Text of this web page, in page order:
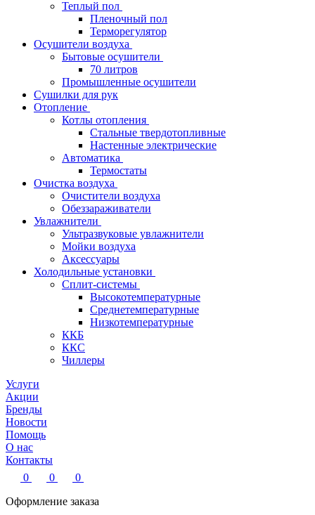
Теплый пол
Пленочный пол
Терморегулятор
Осушители воздуха
Бытовые осушители
70 литров
Промышленные осушители
Сушилки для рук
Отопление
Котлы отопления
Стальные твердотопливные
Настенные электрические
Автоматика
Термостаты
Очистка воздуха
Очистители воздуха
Обеззараживатели
Увлажнители
Ультразвуковые увлажнители
Мойки воздуха
Аксессуары
Холодильные установки
Сплит-системы
Высокотемпературные
Среднетемпературные
Низкотемпературные
ККБ
ККС
Чиллеры
Услуги
Акции
Бренды
Новости
Помощь
О нас
Контакты
0
0
0
Оформление заказа